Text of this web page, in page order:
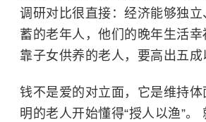
调研对比很直接：经济能够独
蓄的老年人，他们的晚年生活
靠子女供养的老人，要高出五成
钱不是爱的对立面，它是维持
明的老人开始懂得“授人以渔”。